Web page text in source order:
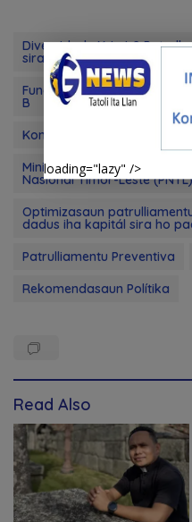
Diversidade Krimi &
sira
Fundasaun Mahein hato’o
B
Konklusaun no Rekomensaun
Ministerio do Interior no
Nasional Timor-Leste (PNTL)
Optimizasaun
dadus iha kapitál sira ho
Patrulliamentu Preventiva
Rekomendasaun Polítika
Read Also
loading="lazy" />